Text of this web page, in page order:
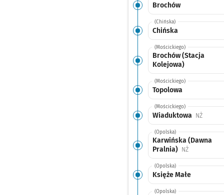
Brochów
(Chińska)
Chińska
(Mościckiego)
Brochów (Stacja
Kolejowa)
(Mościckiego)
Topolowa
(Mościckiego)
Wiaduktowa NŻ
(Opolska)
Karwińska (Dawna
Pralnia)
NŻPrzystanek
(Opolska)
Księże Małe
(Opolska)